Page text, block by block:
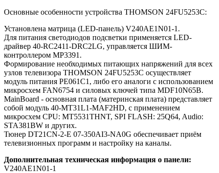
Основные особенности устройства THOMSON 24FU5253C:
Установлена матрица (LED-панель) V240AE1N01-1.
Для питания светодиодов подсветки применяется LED-
драйвер 40-RC2411-DRC2LG, управляется ШИМ-
контроллером MP3391.
Формирование необходимых питающих напряжений для всех
узлов телевизора THOMSON 24FU5253C осуществляет
модуль питания PE061C1, либо его аналоги c использованием
микросхем FAN6754 и силовых ключей типа MDF10N65B.
MainBoard - основная плата (материнская плата) представляет
собой модуль 40-MT31L1-MAF2HD, с применением
микросхем CPU: MT5531THNT, SPI FLASH: 25Q64, Audio:
STA381BW и других.
Тюнер DT21CN-2-E 07-350AI3-NA0G обеспечивает приём
телевизионных программ и настройку на каналы.
Дополнительная техническая информация о панели:
V240AE1N01-1